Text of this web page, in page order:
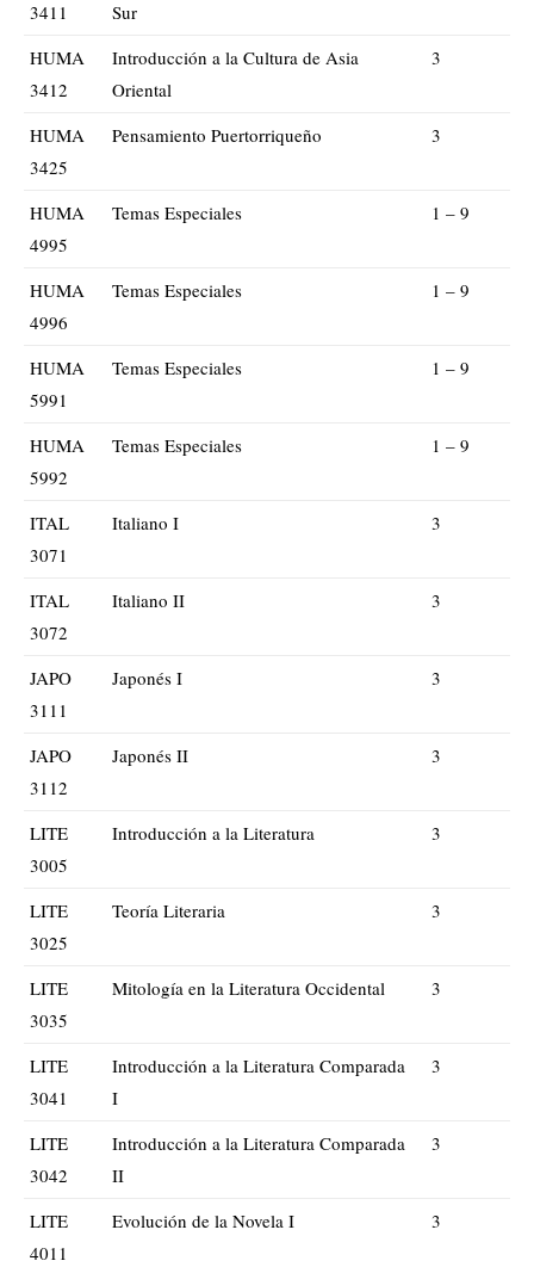
3411
Sur
HUMA
3412
Introducción a la Cultura de Asia
Oriental
3
HUMA
3425
Pensamiento Puertorriqueño 3
HUMA
4995
Temas Especiales 1 – 9
HUMA
4996
Temas Especiales 1 – 9
HUMA
5991
Temas Especiales 1 – 9
HUMA
5992
Temas Especiales 1 – 9
ITAL
3071
Italiano I 3
ITAL
3072
Italiano II 3
JAPO
3111
Japonés I 3
JAPO
3112
Japonés II 3
LITE
3005
Introducción a la Literatura 3
LITE
3025
Teoría Literaria 3
LITE
3035
Mitología en la Literatura Occidental 3
LITE
3041
Introducción a la Literatura Comparada
I
3
LITE
3042
Introducción a la Literatura Comparada
II
3
LITE
4011
Evolución de la Novela I 3